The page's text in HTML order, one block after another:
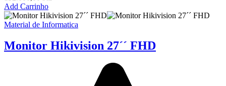
Add Carrinho
Material de Informatica
Monitor Hikivision 27´´ FHD